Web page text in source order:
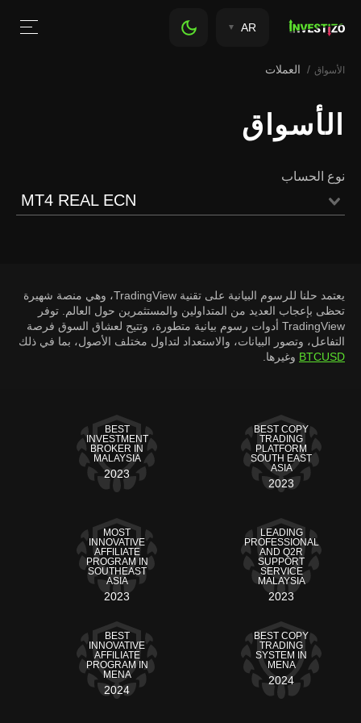
AR
الأسواق العملات
الأسواق
نوع الحساب
MT4 REAL ECN
يعتمد حلنا للرسوم البيانية على تقنية TradingView، وهي منصة شهيرة
تحظى بإعجاب العديد من المتداولين والمستثمرين حول العالم. توفر
TradingView أدوات رسوم بيانية متطورة، وتتيح لعشاق السوق فرصة
التفاعل، وتصور البيانات، والاستعداد لتداول مختلف الأصول، بما في ذلك
BTCUSD وغيرها.
BEST COPY
TRADING
PLATFORM
SOUTH EAST
ASIA
2023
BEST
INVESTMENT
BROKER IN
MALAYSIA
2023
LEADING
PROFESSIONAL
AND Q2R
SUPPORT
SERVICE
MALAYSIA
2023
MOST
INNOVATIVE
AFFILIATE
PROGRAM IN
SOUTHEAST
ASIA
2023
BEST COPY
TRADING
SYSTEM IN
MENA
2024
BEST
INNOVATIVE
AFFILIATE
PROGRAM IN
MENA
2024